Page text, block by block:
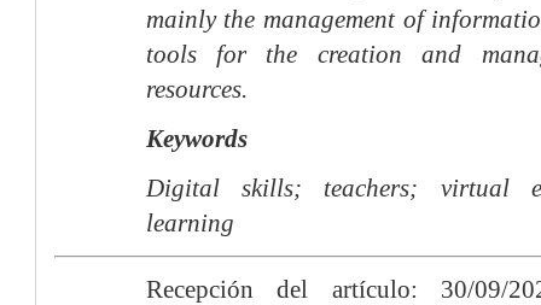
mainly the management of
tools for the creation and
resources.
Keywords
Digital skills; teachers; virtual
learning
Recepción del artículo: 30/09/